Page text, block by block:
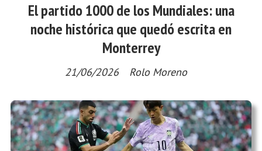
El partido 1000 de los Mundiales: una
noche histórica que quedó escrita en
Monterrey
Rolo Moreno
21/06/2026